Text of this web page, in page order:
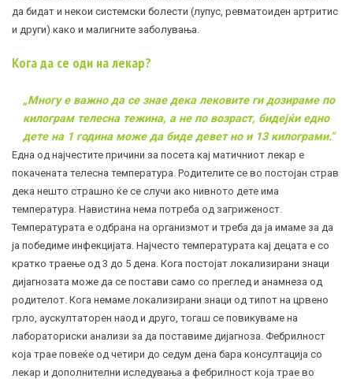
да бидат и некои системски болести (лупус ревматоиден артритис
и други) како и малигните заболувања.
Кога да се оди на лекар?
„Многу е важно да се знае дека лековите ги дозираме по
килограм телесна тежина, а не по возраст, бидејќи едно
дете на 1 година може да биде девет но и 13 килограми.“
Една од најчестите причини за посета кај матичниот лекар е
покачената телесна температура. Родителите се во постојан страв
дека нешто страшно ќе се случи ако нивното дете има
температура. Навистина нема потреба од загриженост.
Температурата е одбрана на организмот и треба да ја имаме за да
ја победиме инфекцијата. Најчесто температурата кај децата е со
кратко траење од 3 до 5 дена. Кога постојат локализирани знаци
дијагнозата може да се постави само со преглед и анамнеза од
родителот. Кога немаме локализирани знаци од типот на црвено
грло, аускултаторен наод и друго, тогаш се повикуваме на
лабораториски анализи за да поставиме дијагноза. Фебрилност
која трае повеќе од четири до седум дена бара консултација со
лекар и дополнителни иследувања а фебрилност која трае во